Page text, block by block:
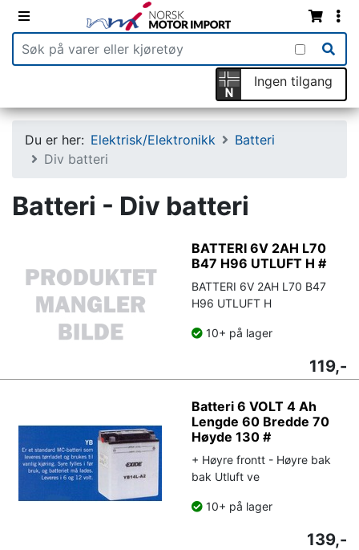
Ingen tilgang
Du er her: Elektrisk/Elektronikk
Batteri
Div batteri
Batteri - Div batteri
BATTERI 6V 2AH L70
B47 H96 UTLUFT H #
BATTERI 6V 2AH L70 B47
H96 UTLUFT H
10+ på lager
119,-
Batteri 6 VOLT 4 Ah
Lengde 60 Bredde 70
Høyde 130 #
+ Høyre frontt - Høyre bak
bak Utluft ve
10+ på lager
139,-